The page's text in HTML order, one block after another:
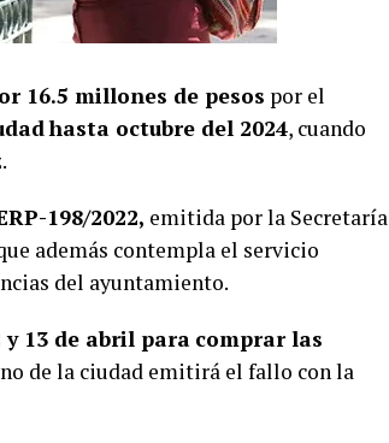
16.5 millones de pesos por el
hasta octubre del 2024, cuando
198/2022, emitida por la Secretaría
además contempla el servicio
del ayuntamiento.
y 13 de abril para comprar las
de la ciudad emitirá el fallo con la